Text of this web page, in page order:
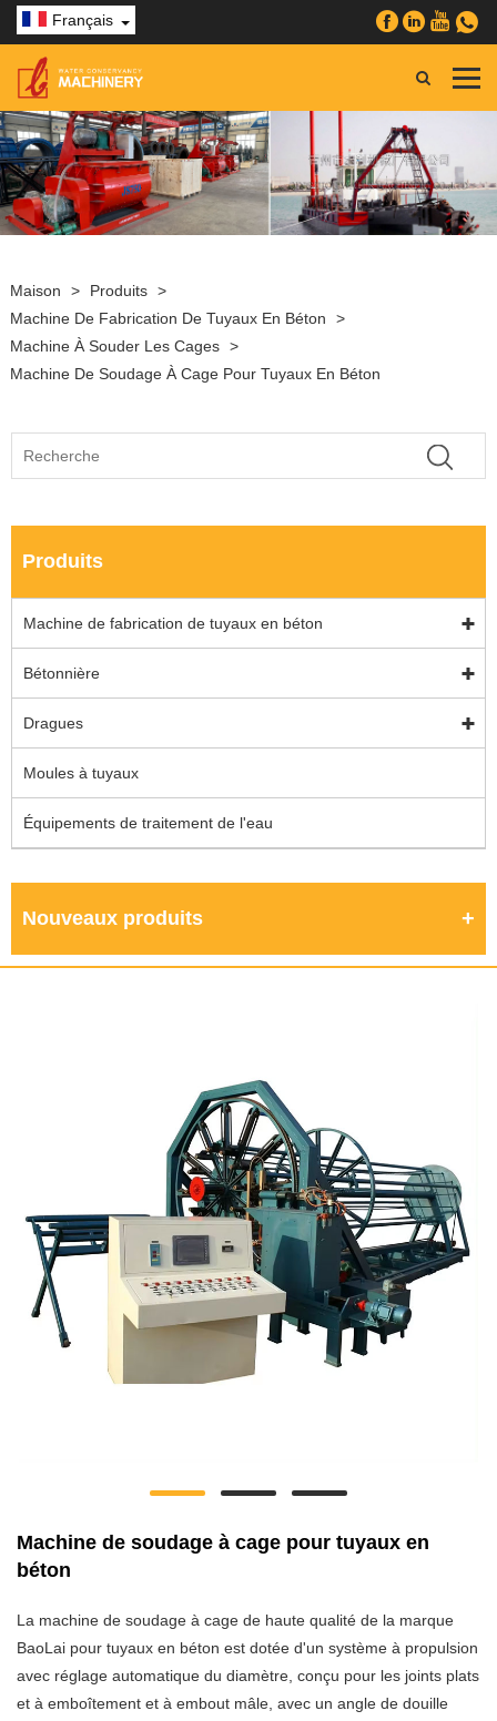
Français
Maison > Produits >
Machine De Fabrication De Tuyaux En Béton
>
Machine À Souder Les Cages >
Machine De Soudage À Cage Pour Tuyaux En Béton
Produits
Machine de fabrication de tuyaux en béton
Bétonnière
Dragues
Moules à tuyaux
Équipements de traitement de l'eau
Nouveaux produits
Machine de soudage à cage pour tuyaux en
béton
La machine de soudage à cage de haute qualité de la marque
BaoLai pour tuyaux en béton est dotée d'un système à propulsion
avec réglage automatique du diamètre, conçu pour les joints plats
et à emboîtement et à embout mâle, avec un angle de douille